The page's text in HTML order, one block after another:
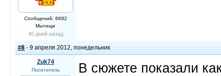
Сообщений: 6692
Мытищи
45 дней назад
#8 - 9 апреля 2012, понедельник
Zuk74
Посетитель
В сюжете показали